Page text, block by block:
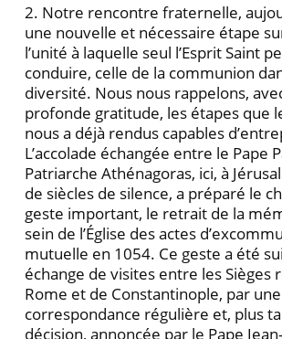
2. Notre rencontre fraternelle,
une nouvelle et nécessaire étape
l’unité à laquelle seul l’Esprit Saint
conduire, celle de la communion
diversité. Nous nous rappelons,
profonde gratitude, les étapes que
nous a déjà rendus capables
L’accolade échangée entre le Pape
Patriarche Athénagoras, ici, à
de siècles de silence, a préparé le
geste important, le retrait de la
sein de l’Église des actes
mutuelle en 1054. Ce geste a été
échange de visites entre les Sièges
Rome et de Constantinople, par une
correspondance régulière et, plus
décision, annoncée par le Pape